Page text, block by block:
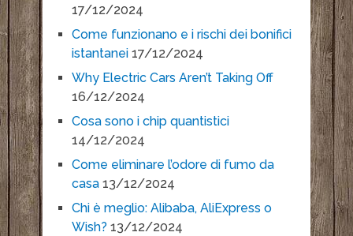
17/12/2024
Come funzionano e i rischi dei bonifici
istantanei 17/12/2024
Why Electric Cars Aren’t Taking Off
16/12/2024
Cosa sono i chip quantistici
14/12/2024
Come eliminare l’odore di fumo da
casa 13/12/2024
Chi è meglio: Alibaba, AliExpress o
Wish? 13/12/2024